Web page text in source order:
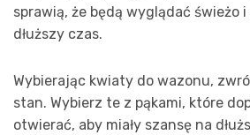
sprawią, że będą wyglądać świeżo
dłuższy czas.
Wybierając kwiaty do wazonu,
stan. Wybierz te z pąkami, które
otwierać, aby miały szansę na